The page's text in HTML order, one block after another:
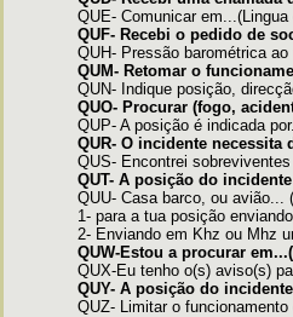
QUE- Comunicar
QUF- Recebi o pedido de
QUH- Pressão barométrica ao
QUM- Retomar o
QUN- Indique posição,
QUO- Procurar (fogo,
QUP- A posição é indicada
QUR- O incidente necessita
QUS- Encontrei
QUT- A posição do
QUU- Casa barco, ou avião...
1- para a tua posição
2- Enviando em Khz ou Mhz
QUW-Estou a procurar
QUX-Eu tenho o(s) aviso(s)
QUY- A posição do
QUZ- Limitar o